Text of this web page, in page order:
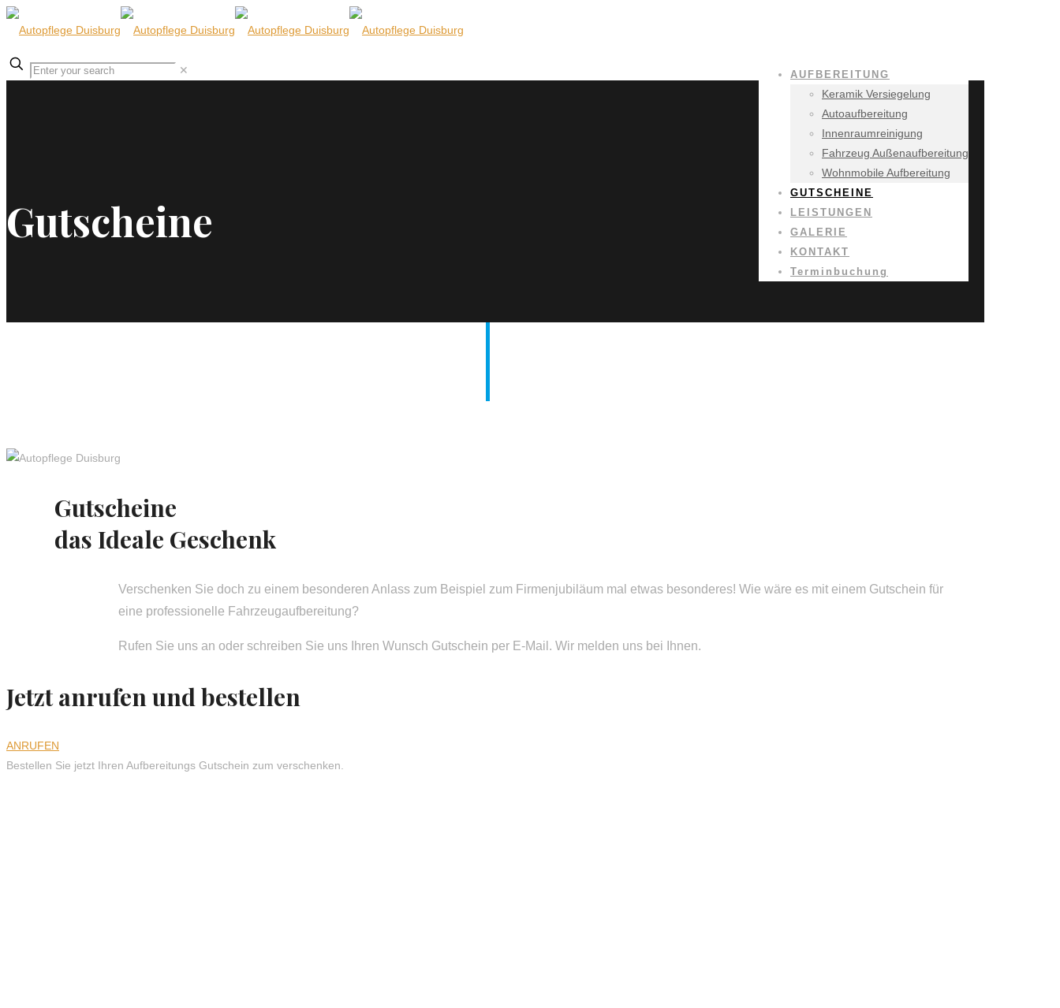
AUFBEREITUNG
Keramik Versiegelung
Autoaufbereitung
Innenraumreinigung
Fahrzeug Außenaufbereitung
Wohnmobile Aufbereitung
GUTSCHEINE
LEISTUNGEN
GALERIE
KONTAKT
Terminbuchung
✕
Gutscheine
Gutscheine
das Ideale Geschenk
Verschenken Sie doch zu einem besonderen Anlass zum Beispiel zum Firmenjubiläum mal etwas besonderes! Wie wäre es mit einem Gutschein für
eine professionelle Fahrzeugaufbereitung?
Rufen Sie uns an oder schreiben Sie uns Ihren Wunsch Gutschein per E-Mail. Wir melden uns bei Ihnen.
Jetzt anrufen und bestellen
ANRUFEN
Bestellen Sie jetzt Ihren Aufbereitungs Gutschein zum verschenken.